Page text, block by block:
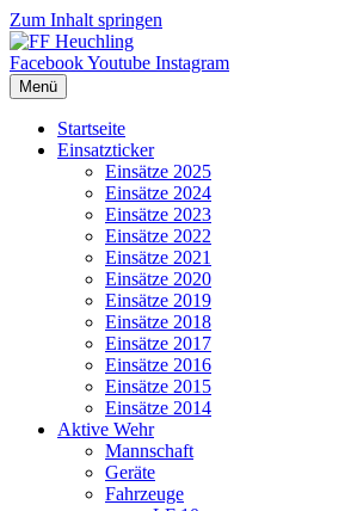
Zum Inhalt springen
FacebookYoutube Instagram
Menü
Startseite
Einsatzticker
Einsätze 2025
Einsätze 2024
Einsätze 2023
Einsätze 2022
Einsätze 2021
Einsätze 2020
Einsätze 2019
Einsätze 2018
Einsätze 2017
Einsätze 2016
Einsätze 2015
Einsätze 2014
Aktive Wehr
Mannschaft
Geräte
Fahrzeuge